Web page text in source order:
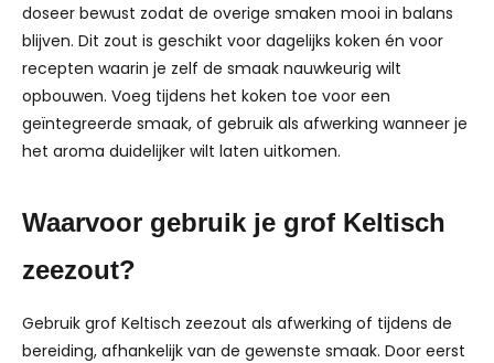
doseer bewust zodat de overige smaken mooi in balans
blijven. Dit zout is geschikt voor dagelijks koken én voor
recepten waarin je zelf de smaak nauwkeurig wilt
opbouwen. Voeg tijdens het koken toe voor een
geïntegreerde smaak, of gebruik als afwerking wanneer je
het aroma duidelijker wilt laten uitkomen.
Waarvoor gebruik je grof Keltisch
zeezout?
Gebruik grof Keltisch zeezout als afwerking of tijdens de
bereiding, afhankelijk van de gewenste smaak. Door eerst